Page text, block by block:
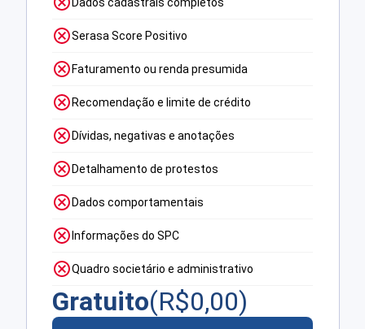
Dados cadastrais completos
Serasa Score Positivo
Faturamento ou renda presumida
Recomendação e limite de crédito
Dívidas, negativas e anotações
Detalhamento de protestos
Dados comportamentais
Informações do SPC
Quadro societário e administrativo
Gratuito(R$0,00)